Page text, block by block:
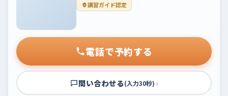
講習ガイド認定
電話で予約する
問い合わせる(入力30秒) ›